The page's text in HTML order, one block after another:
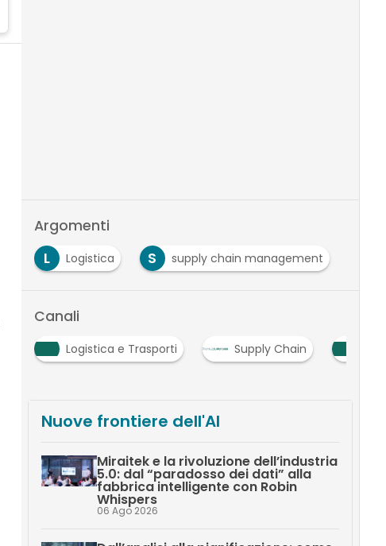
Argomenti
L
Logistica S supply chain management
Canali
Logistica e Trasporti Supply Chain
Nuove frontiere dell'AI
Miraitek e la rivoluzione dell’industria
5.0: dal “paradosso dei dati” alla
fabbrica intelligente con Robin
Whispers
06 Ago 2026